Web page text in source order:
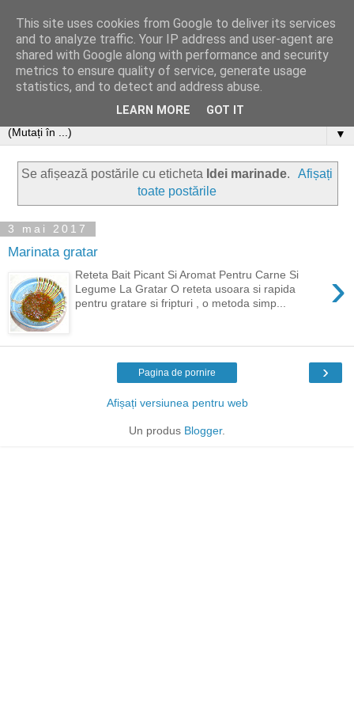
▼
Se afișează postările cu eticheta Idei marinade.
Afișați
toate postările
3 mai 2017
Marinata gratar
›
Reteta Bait Picant Si Aromat Pentru Carne Si
Legume La Gratar O reteta usoara si rapida
pentru gratare si fripturi , o metoda simp...
›
Pagina de pornire
Afișați versiunea pentru web
Un produs Blogger.
This site uses cookies from Google to deliver its services
and to analyze traffic. Your IP address and user-agent are
shared with Google along with performance and security
metrics to ensure quality of service, generate usage
statistics, and to detect and address abuse.
LEARN MORE GOT IT